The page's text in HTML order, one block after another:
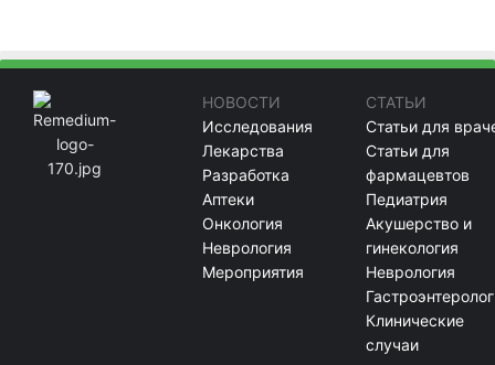
НОВОСТИ
Исследования
Лекарства
Разработка
Аптеки
Онкология
Неврология
Мероприятия
СТАТЬИ
Статьи для
Статьи для
фармацевтов
Педиатрия
Акушерство и
гинекология
Неврология
Клинические
случаи